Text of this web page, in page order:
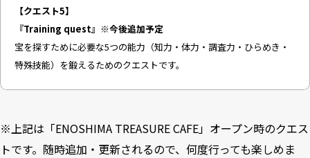
【クエスト5】
『Training quest』※今後追加予定
宝を探すために必要な5つの能力（知力・体力・調査力・ひらめき・
特殊技能）を鍛えるためのクエストです。
※上記は「ENOSHIMA TREASURE CAFE」オープン時のクエス
トです。随時追加・更新されるので、何度行っても楽しめま